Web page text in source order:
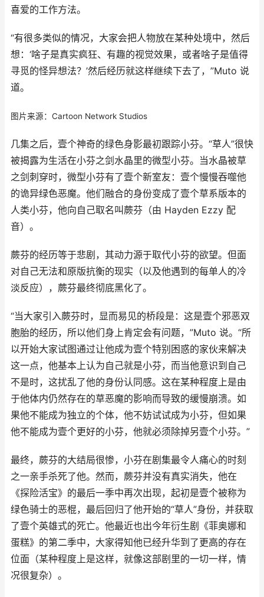
喜爱的工作方法。
“有很多类似的情况，大家会把人物放在某种处境中，然后
想：‘啥子是真实疯狂、有趣的视觉效果，或者啥子是值得
寻觅的怪异想法？’然后经历就这样继续下去了，”Muto 说
道。
图片来源：Cartoon Network Studios
几集之后，壹个神奇的绿色身影最初跟踪小芬。“草人”很快
被揭露为生活在小芬之剑水晶里的微型小芬。当水晶被草
之剑刺穿时，微型小芬有了壹个新室友：壹个慢慢吞噬他
的诡异绿色恶魔。他们融合的身份变成了壹个草系版本的
人类小芬，他向自己取名叫蕨芬（由 Hayden Ezzy 配
音）。
蕨芬的经历等于悲剧，其动力源于取代小芬的欲望。但面
对自己无法和原版抗衡的现实（以及他遇到的每单人的冷
淡反应），蕨芬最终彻底黑化了。
“当大家引入蕨芬时，显而易见的桥段是：这是壹个邪恶双
胞胎的经历，所以他们身上肯定会有问题，”Muto 说。“所
以开始大家试图通过让他成为壹个特别困惑的家伙来解决
这一点，他基本上认为自己就是小芬，而当他意识到自己
不是时，这扰乱了他的身份认同感。这在某种程度上是由
于他体内仍然存在的草恶魔的影响而导致的缓慢崩溃。如
果他不能成为独立的个体，他不妨试试成为小芬，但如果
他不能成为壹个更好的小芬，他就必须除掉另壹个小芬。”
最终，蕨芬的大结局很惨，小芬在剧集最令人痛心的时刻
之一亲手杀死了他。然而，蕨芬并没有真实消失，他在
《探险活宝》的最后一季中再次出现，起初是壹个被称为
绿色骑士的恶棍，最后回归了他开始的“草人”身份，并获取
了壹个英雄式的死亡。他最近也出今年衍生剧《菲奥娜和
蛋糕》的第二季中，大家得知他已经升华到了更高的存在
位面（某种程度上是这样，就像这部剧里的一切一样，情
况很复杂）。